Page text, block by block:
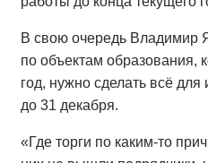
В свою очередь Владимир
по объектам образования,
год, нужно сделать всё
до 31 декабря.
«Где торги по каким-то